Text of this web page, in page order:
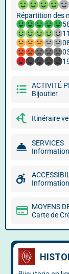
Répartition des
ACTIVITÉ
Bijoutier
Itinéraire
SERVICES
MOYENS
Carte de